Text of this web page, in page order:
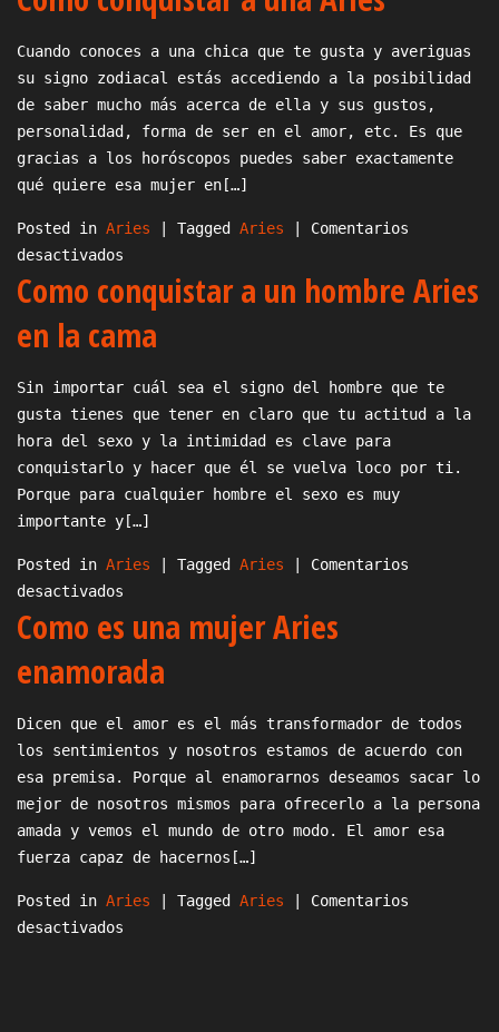
saber
ascendente
de
Aries
Cuando conoces a una chica que te gusta y averiguas
su signo zodiacal estás accediendo a la posibilidad
de saber mucho más acerca de ella y sus gustos,
personalidad, forma de ser en el amor, etc. Es que
gracias a los horóscopos puedes saber exactamente
qué quiere esa mujer en[…]
Posted in Aries Tagged Aries
Comentarios
desactivados
conquistar
a
Aries
Como conquistar a un hombre Aries
en la cama
Sin importar cuál sea el signo del hombre que te
gusta tienes que tener en claro que tu actitud a la
hora del sexo y la intimidad es clave para
conquistarlo y hacer que él se vuelva loco por ti.
Porque para cualquier hombre el sexo es muy
importante y[…]
Posted in Aries Tagged Aries
Comentarios
desactivados
conquistar
a
hombre
Aries
en
la
cama
Como es una mujer Aries
enamorada
Dicen que el amor es el más transformador de todos
los sentimientos y nosotros estamos de acuerdo con
esa premisa. Porque al enamorarnos deseamos sacar lo
mejor de nosotros mismos para ofrecerlo a la persona
amada y vemos el mundo de otro modo. El amor esa
fuerza capaz de hacernos[…]
Posted in Aries Tagged Aries
Comentarios
desactivados